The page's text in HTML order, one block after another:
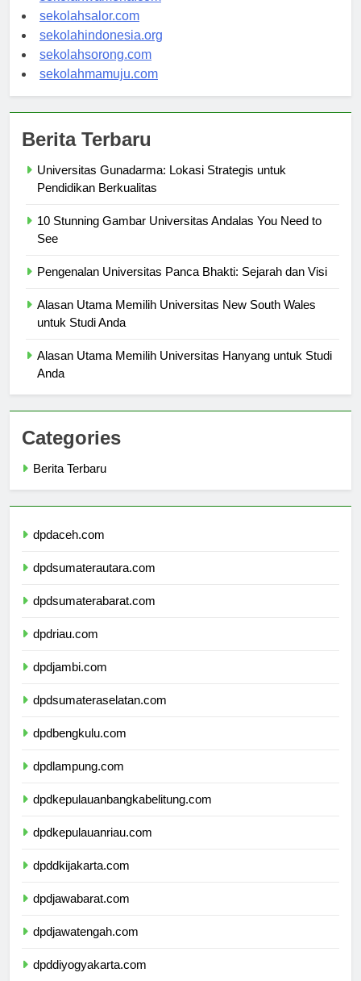
sekolahwamena.com
sekolahsalor.com
sekolahindonesia.org
sekolahsorong.com
Universitas Gunadarma: Lokasi Strategis untuk
10 Stunning Gambar Universitas Andalas You Need to
Alasan Utama Memilih Universitas New South Wales
Alasan Utama Memilih Universitas Hanyang untuk Studi
Categories